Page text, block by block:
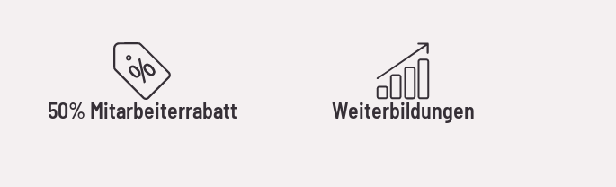
50% Mitarbeiterrabatt Weiterbildungen